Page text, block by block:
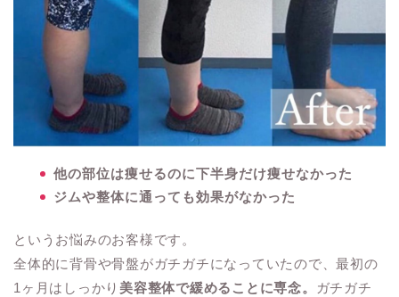
他の部位は痩せるのに下半身だけ痩せなかった
ジムや整体に通っても効果がなかった
というお悩みのお客様です。
全体的に背骨や骨盤がガチガチになっていたので、最初の
1ヶ月はしっかり 美容整体で緩めることに専念。
ガチガチ